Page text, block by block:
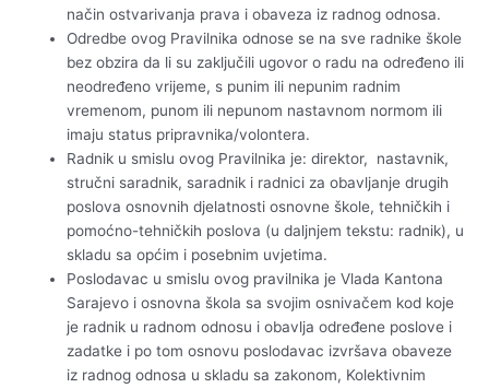
način ostvarivanja prava i obaveza iz radnog odnosa.
Odredbe ovog Pravilnika odnose se na sve radnike škole
bez obzira da li su zaključili ugovor o radu na određeno ili
neodređeno vrijeme, s punim ili nepunim radnim
vremenom, punom ili nepunom nastavnom normom ili
imaju status pripravnika/volontera.
Radnik u smislu ovog Pravilnika je: direktor, nastavnik,
stručni saradnik, saradnik i radnici za obavljanje drugih
poslova osnovnih djelatnosti osnovne škole, tehničkih i
pomoćno-tehničkih poslova (u daljnjem tekstu: radnik), u
skladu sa općim i posebnim uvjetima.
Poslodavac u smislu ovog pravilnika je Vlada Kantona
Sarajevo i osnovna škola sa svojim osnivačem kod koje
je radnik u radnom odnosu i obavlja određene poslove i
zadatke i po tom osnovu poslodavac izvršava obaveze
iz radnog odnosa u skladu sa zakonom, Kolektivnim